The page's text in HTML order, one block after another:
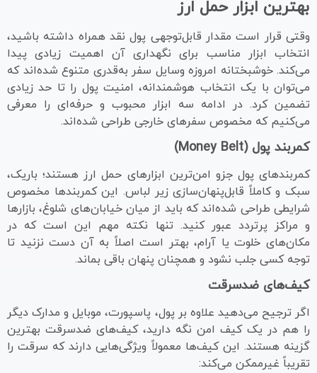
بهترین ابزار حمل ارز
وقتی قرار است مقدار قابل‌توجهی پول نقد همراه داشته باشید،
انتخاب ابزار مناسب برای نگهداری آن اهمیت زیادی پیدا
می‌کند. خوشبختانه امروزه وسایل سفر به‌قدری متنوع شده‌اند که
می‌توان با یک انتخاب هوشمندانه، امنیت پول را تا حد زیادی
تضمین کرد. در ادامه سه ابزار محبوب و حرفه‌ای را معرفی
می‌کنیم که مخصوص سفرهای خارجی طراحی شده‌اند.
کمربند پول (Money Belt
)
کمربندهای پول جزو امن‌ترین ابزارهای حمل ارز هستند؛ باریک،
سبک و کاملاً قابل‌پنهان‌سازی زیر لباس. این کمربندها مخصوص
شرایطی طراحی شده‌اند که باید از میان خیابان‌های شلوغ، بازارها
و مراکز پرتردد عبور کنید. تنها نکته مهم این است که در
مکان‌های خلوت یا آرام، بهتر است اصلاً به آن دست نزنید تا
توجه کسی جلب نشود و همچنان پنهان باقی بماند.
کیف‌های ضدسرقت
اگر ترجیح می‌دهید علاوه بر پول، پاسپورت، موبایل و مدارک دیگر
را هم در یک کیف امن نگه دارید، کیف‌های ضدسرقت بهترین
گزینه هستند. این کیف‌ها معمولاً ویژگی‌هایی دارند که سرقت را
تقریباً غیرممکن می‌کند: